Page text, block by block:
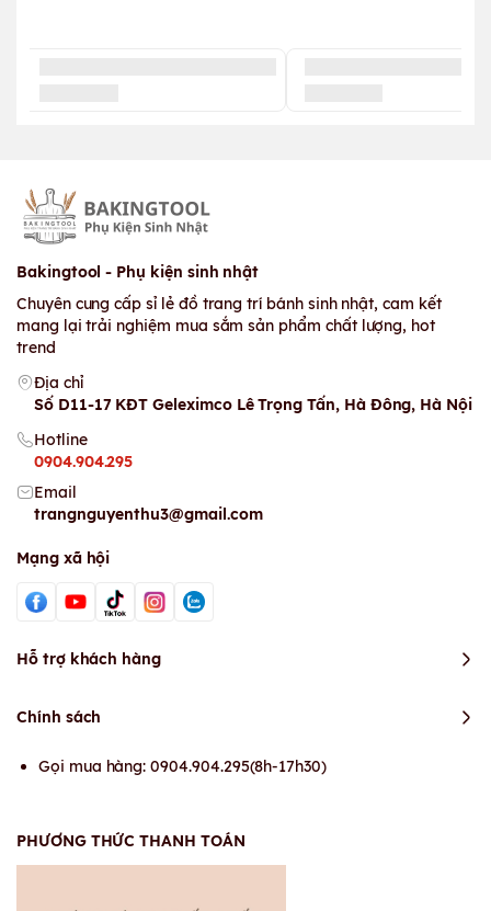
Bakingtool - Phụ kiện sinh nhật
Chuyên cung cấp sỉ lẻ đồ trang trí bánh sinh nhật, cam kết
mang lại trải nghiệm mua sắm sản phẩm chất lượng, hot
trend
Địa chỉ
Số D11-17 KĐT Geleximco Lê Trọng Tấn, Hà Đông, Hà Nội
Hotline
0904.904.295
Email
trangnguyenthu3@gmail.com
Mạng xã hội
Hỗ trợ khách hàng
Chính sách
Gọi mua hàng: 0904.904.295(8h-17h30)
PHƯƠNG THỨC THANH TOÁN